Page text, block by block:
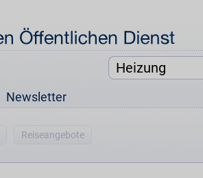
Newsletter
Reiseangebote